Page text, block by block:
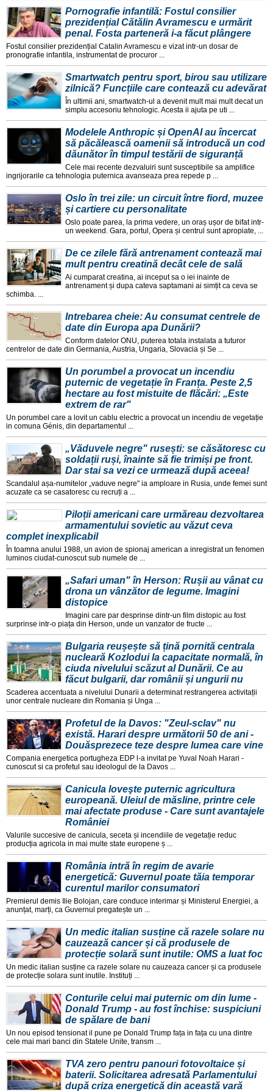
Pornografie infantilă: Fostul consilier
prezidențial Cătălin Avramescu e urmărit
penal. Fosta parteneră i-a făcut plângere
Fostul consilier prezidențial Catalin Avramescu e vizat intr-un dosar de
pronografie infantila, instrumentat de procuror ...
Smartwatch pentru sport, birou sau utilizare
zilnică? Funcțiile care contează cu adevărat
În ultimii ani, smartwatch-ul a devenit mult mai mult decat un
simplu accesoriu tehnologic. Acesta ii ajuta pe uti ...
Modelele Anthropic și OpenAI au încercat
să păcălească oamenii să introducă un cod
dăunător în timpul testării de siguranță
Cele mai recente dezvaluiri sunt susceptibile sa amplifice
ingrijorarile ca tehnologia puternica avanseaza prea repede p ...
Oslo în trei zile: un circuit între fiord, muzee
și cartiere cu personalitate
Oslo poate parea, la prima vedere, un oraș ușor de bifat intr-
un weekend. Gara, portul, Opera și centrul sunt apropiate, ...
De ce zilele fără antrenament contează mai
mult pentru creatină decât cele de sală
Ai cumparat creatina, ai inceput sa o iei inainte de
antrenament și dupa cateva saptamani ai simțit ca ceva se
schimba. ...
Intrebarea cheie: Au consumat centrele de
date din Europa apa Dunării?
Conform datelor ONU, puterea totala instalata a tuturor
centrelor de date din Germania, Austria, Ungaria, Slovacia și Se ...
Un porumbel a provocat un incendiu
puternic de vegetație în Franța. Peste 2,5
hectare au fost mistuite de flăcări: „Este
extrem de rar"
Un porumbel care a lovit un cablu electric a provocat un incendiu de vegetație
in comuna Génis, din departamentul ...
„Văduvele negre" rusești: se căsătoresc cu
soldații ruși, înainte să fie trimiși pe front.
Dar stai sa vezi ce urmează după aceea!
Scandalul așa-numitelor „vaduve negre" ia amploare in Rusia, unde femei sunt
acuzate ca se casatoresc cu recruți a ...
Piloții americani care urmăreau dezvoltarea
armamentului sovietic au văzut ceva
complet inexplicabil
În toamna anului 1988, un avion de spionaj american a inregistrat un fenomen
luminos ciudat-cunoscut sub numele de ...
„Safari uman" în Herson: Rușii au vânat cu
drona un vânzător de legume. Imagini
distopice
Imagini care par desprinse dintr-un film distopic au fost
surprinse intr-o piața din Herson, unde un vanzator de fructe ...
Bulgaria reușește să țină pornită centrala
nucleară Kozlodui la capacitate normală, în
ciuda nivelului scăzut al Dunării. Ce au
făcut bulgarii, dar românii și ungurii nu
Scaderea accentuata a nivelului Dunarii a determinat restrangerea activitații
unor centrale nucleare din Romania și Unga ...
Profetul de la Davos: "Zeul-sclav" nu
există. Harari despre următorii 50 de ani -
Douăsprezece teze despre lumea care vine
Compania energetica portugheza EDP l-a invitat pe Yuval Noah Harari -
cunoscut si ca profetul sau ideologul de la Davos ...
Canicula loveşte puternic agricultura
europeană. Uleiul de măsline, printre cele
mai afectate produse - Care sunt avantajele
României
Valurile succesive de canicula, seceta și incendiile de vegetație reduc
producția agricola in mai multe state europene ș ...
România intră în regim de avarie
energetică: Guvernul poate tăia temporar
curentul marilor consumatori
Premierul demis Ilie Bolojan, care conduce interimar și Ministerul Energiei, a
anunțat, marți, ca Guvernul pregatește un ...
Un medic italian susține că razele solare nu
cauzează cancer și că produsele de
protecție solară sunt inutile: OMS a luat foc
Un medic italian susține ca razele solare nu cauzeaza cancer și ca produsele
de protecție solara sunt inutile. Instituți ...
Conturile celui mai puternic om din lume -
Donald Trump - au fost închise: suspiciuni
de spălare de bani
Un nou episod tensionat il pune pe Donald Trump fața in fața cu una dintre
cele mai mari banci din Statele Unite, transm ...
TVA zero pentru panouri fotovoltaice și
baterii. Solicitarea adresată Parlamentului
după criza energetică din această vară